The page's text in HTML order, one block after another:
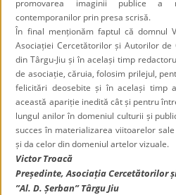
promovarea imaginii publice a
contemporanilor prin presa scrisă.
În final menționăm faptul că domnul
Asociației Cercetătorilor și Autorilor de
din Târgu-Jiu și în același timp
de asociație, căruia, folosim prilejul,
felicitări deosebite și în același timp
această apariție inedită cât și pentru
lungul anilor în domeniul culturii și
succes în materializarea viitoarelor
și da celor din domeniul artelor vizuale.
Victor Troacă
Președinte, Asociația Cercetătorilor
”Al. D. Șerban” Târgu Jiu